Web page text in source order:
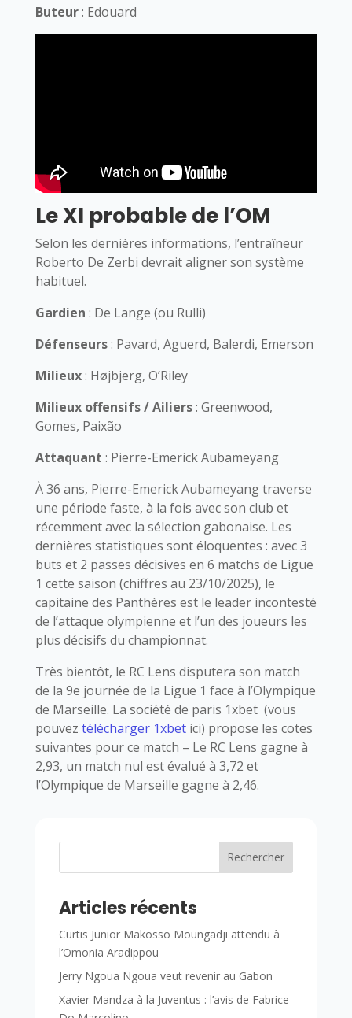
Buteur: Edouard
Le XI probable de l’OM
Selon les dernières informations, l’entraîneur
Roberto De Zerbi devrait aligner son système
habituel.
Gardien : De Lange (ou Rulli)
Défenseurs: Pavard, Aguerd, Balerdi, Emerson
Milieux: Højbjerg, O’Riley
Milieux offensifs / Ailiers: Greenwood,
Gomes, Paixão
Attaquant : Pierre-Emerick Aubameyang
À 36 ans, Pierre-Emerick Aubameyang traverse
une période faste, à la fois avec son club et
récemment avec la sélection gabonaise. Les
dernières statistiques sont éloquentes : avec 3
buts et 2 passes décisives en 6 matchs de Ligue
1 cette saison (chiffres au 23/10/2025), le
capitaine des Panthères est le leader incontesté
de l’attaque olympienne et l’un des joueurs les
plus décisifs du championnat.
Très bientôt, le RC Lens disputera son match
de la 9e journée de la Ligue 1 face à l’Olympique
de Marseille. La société de paris 1xbet (vous
pouvez télécharger 1xbetici) propose les cotes
suivantes pour ce match – Le RC Lens gagne à
2,93, un match nul est évalué à 3,72 et
l’Olympique de Marseille gagne à 2,46.
Rechercher
Articles récents
Curtis Junior Makosso Moungadji attendu à
l’Omonia Aradippou
Jerry Ngoua Ngoua veut revenir au Gabon
Xavier Mandza à la Juventus : l’avis de Fabrice